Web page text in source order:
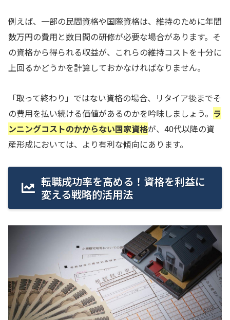
例えば、一部の民間資格や国際資格は、維持のために年間
数万円の費用と数日間の研修が必要な場合があります。そ
の資格から得られる収益が、これらの維持コストを十分に
上回るかどうかを計算しておかなければなりません。
「取って終わり」ではない資格の場合、リタイア後までそ
の費用を払い続ける価値があるのかを吟味しましょう。 ラ
ンニングコストのかからない国家資格が、40代以降の資
産形成においては、より有利な傾向にあります。
転職成功率を高める！資格を利益に
変える戦略的活用法